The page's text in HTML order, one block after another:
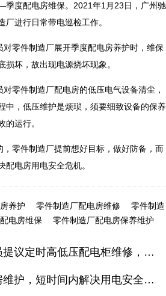
度配电房维保。2021年1月23日，广州驰
进行日常带电巡检工作。
对零件制造厂展开季度配电房养护时，维保
坏，故出现电源烧坏现象。
零件制造厂配电房的低压电气设备清尘，
中，低压维护是烦琐，须要细致设备的保养
的运行。
零件制造厂提前想好目标，做好防备，而
配电房用电安全危机。
养护 零件制造厂配电房维修
零件制造
电房维保 零件制造厂配电房保养维护
高低压配电柜维修，可提前想好目标，做好防范
时间内解决用电安全疑难，参考游乐场配电房维保案例